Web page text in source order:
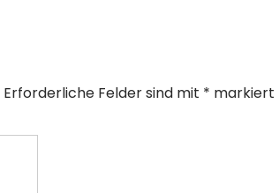
Erforderliche Felder sind mit * markiert